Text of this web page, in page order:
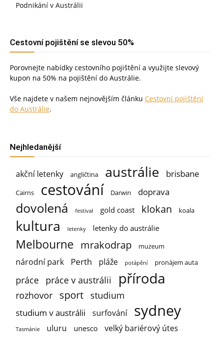
Podnikání v Austrálii
Cestovní pojištění se slevou 50%
Porovnejte nabídky cestovního pojištění a využijte slevový
kupon na 50% na pojištění do Austrálie.
Vše najdete v našem nejnovějším článku Cestovní pojištění
do Austrálie.
Nejhledanější
akční letenky angličtina austrálie brisbane
Cairns cestování Darwin doprava
dovolená festival gold coast klokan koala
kultura letenky letenky do austrálie
Melbourne mrakodrap muzeum
národní park Perth pláže potápění pronájem auta
práce práce v austrálii příroda
rozhovor sport studium
studium v austrálii surfování sydney
Tasmánie uluru unesco velký bariérový útes